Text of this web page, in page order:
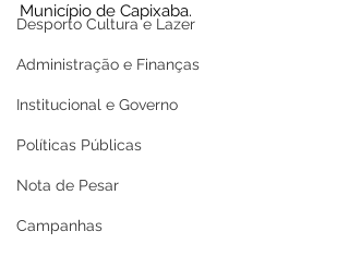
Desporto Cultura e Lazer
Administração e Finanças
Institucional e Governo
Políticas Públicas
Nota de Pesar
Campanhas
Município de Capixaba.